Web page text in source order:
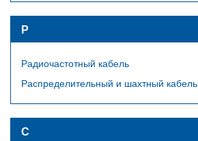
Р
Радиочастотный кабель
Распределительный и шахтный кабель
С